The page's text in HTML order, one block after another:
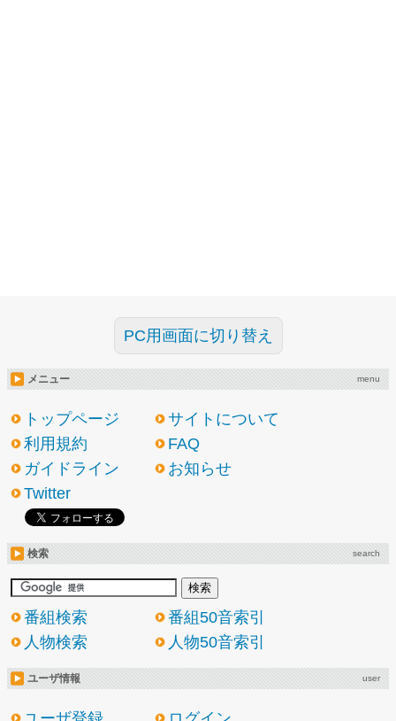
PC用画面に切り替え
メニュー menu
トップページ
サイトについて
利用規約
FAQ
ガイドライン
お知らせ
Twitter
検索 search
番組検索
番組50音索引
人物検索
人物50音索引
ユーザ情報 user